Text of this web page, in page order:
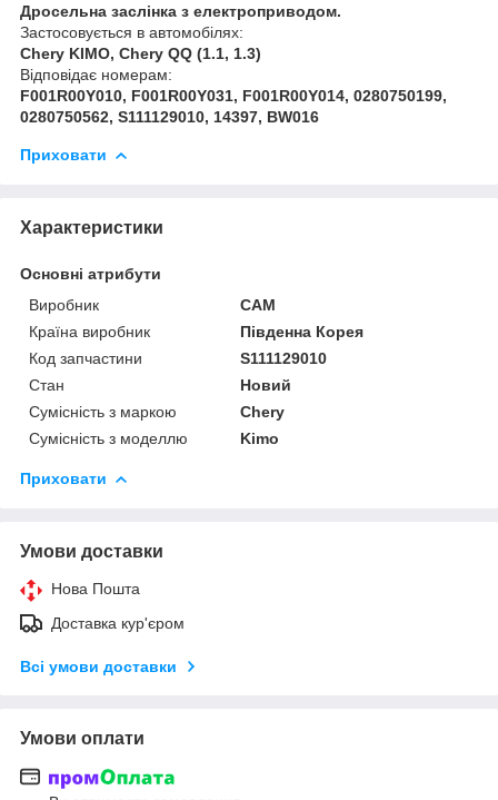
Дросельна заслінка з електроприводом.
Застосовується в автомобілях:
Chery KIMO, Chery QQ (1.1, 1.3)
Відповідає номерам:
F001R00Y010, F001R00Y031, F001R00Y014, 0280750199,
0280750562, S111129010, 14397, BW016
Приховати
Характеристики
Основні атрибути
Виробник
CAM
Країна виробник
Південна Корея
Код запчастини
S111129010
Стан
Новий
Сумісність з маркою
Chery
Сумісність з моделлю
Kimo
Приховати
Умови доставки
Нова Пошта
Доставка кур'єром
Всі умови доставки
Умови оплати